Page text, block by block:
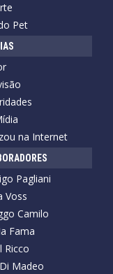
Pet
na Internet
Pagliani
Voss
Camilo
Fama
Ricco
Madeo